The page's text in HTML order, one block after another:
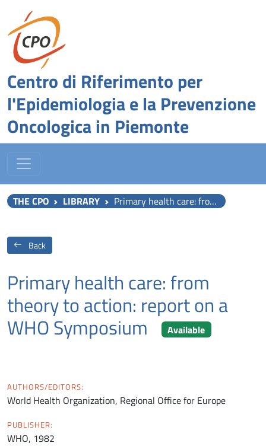
Centro di Riferimento per
l'Epidemiologia e la Prevenzione
Oncologica in Piemonte
THE CPO LIBRARY Primary health care: from theory to action: report on a WHO Symposium
Back
Primary health care: from
theory to action: report on a
WHO Symposium Available
AUTHORS/EDITORS:
World Health Organization, Regional Office for Europe
PUBLISHER:
WHO, 1982